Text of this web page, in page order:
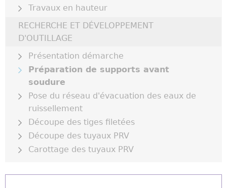
Travaux en hauteur
RECHERCHE ET DÉVELOPPEMENT
D'OUTILLAGE
Présentation démarche
Préparation de supports avant
soudure
Pose du réseau d'évacuation des eaux de
ruissellement
Découpe des tiges filetées
Découpe des tuyaux PRV
Carottage des tuyaux PRV